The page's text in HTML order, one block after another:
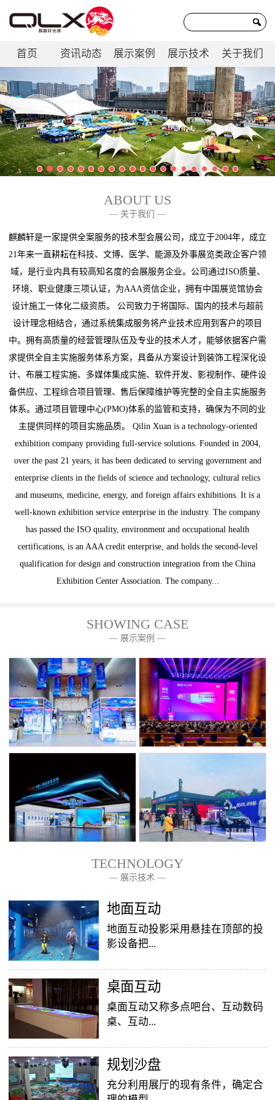
首页 资讯动态 展示案例 展示技术 关于我们
联系我们
ABOUT US
— 关于我们 —
麒麟轩是一家提供全案服务的技术型会展公司，成立于2004年，成立
21年来一直耕耘在科技、文博、医学、能源及外事展览类政企客户领
域，是行业内具有较高知名度的会展服务企业。公司通过ISO质量、
环境、职业健康三项认证，为AAA资信企业，拥有中国展览馆协会
设计施工一体化二级资质。 公司致力于将国际、国内的技术与超前
设计理念相结合，通过系统集成服务将产业技术应用到客户的项目
中。拥有高质量的经营管理队伍及专业的技术人才，能够依据客户需
求提供全自主实施服务体系方案，具备从方案设计到装饰工程深化设
计、布展工程实施、多媒体集成实施、软件开发、影视制作、硬件设
备供应、工程综合项目管理、售后保障维护等完整的全自主实施服务
体系。通过项目管理中心(PMO)体系的监管和支持，确保为不同的业
主提供同样的项目实施品质。 Qilin Xuan is a technology-oriented
exhibition company providing full-service solutions. Founded in 2004,
over the past 21 years, it has been dedicated to serving government and
enterprise clients in the fields of science and technology, cultural relics
and museums, medicine, energy, and foreign affairs exhibitions. It is a
well-known exhibition service enterprise in the industry. The company
has passed the ISO quality, environment and occupational health
certifications, is an AAA credit enterprise, and holds the second-level
qualification for design and construction integration from the China
Exhibition Center Association. The company...
SHOWING CASE
— 展示案例 —
TECHNOLOGY
— 展示技术 —
地面互动
地面互动投影采用悬挂在顶部的投
影设备把...
影像效果投射到地面，当参访着走
至投影区域时，通过系统识别，参
访者可以直接使用双脚或动作与投
效果就会随着你的脚步产生相应的
变幻。地面互动投影系统是集虚拟
互动投影项目，包括水波纹、翻
桌面互动
桌面互动又称多点吧台、互动数码
桌、互动...
投影桌面，让普通的吧台（桌面）
变成一个多媒体互动娱乐游戏消费
平台，图文并茂，形式新颖，令桌
​规划沙盘
充分利用展厅的现有条件，确定合